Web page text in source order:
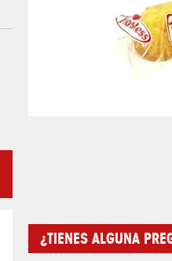
Harry Potter -
Varita Chocolate
Wonka Nerds -
Rainbow Arco Iris
Wonka Nerds -
Mini caramelos
Wonka Nerds -
Uva y fresa
Kellogg's Super
Mario Breakfast
Hostess Twinkies
Banana
¿TIENES ALGUNA